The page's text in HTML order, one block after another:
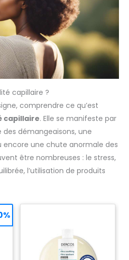
capillaire ?
comprendre ce qu’est
capillaire. Elle se manifeste par
démangeaisons, une
encore une chute anormale des
être nombreuses : le stress,
l’utilisation de produits